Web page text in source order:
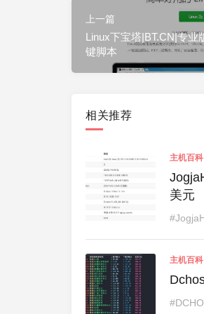
上一篇
Linux下宝塔|BT.CN|专
键脚本
相关推荐
主机百科
美元
主机百科